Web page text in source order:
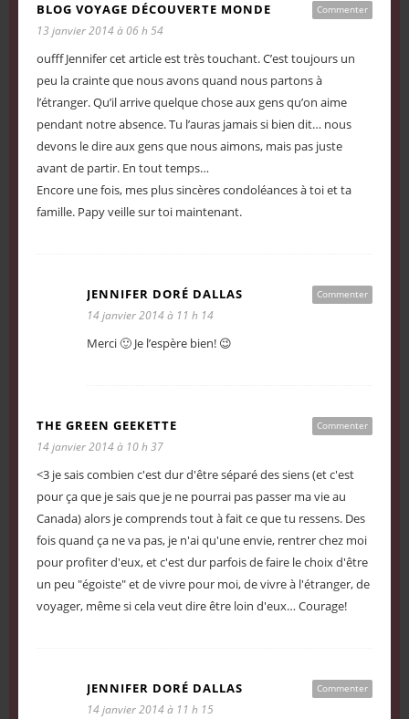
Commenter
BLOG VOYAGE DÉCOUVERTE MONDE
13 janvier 2014 à 06 h 54
oufff Jennifer cet article est très touchant. C’est toujours un
peu la crainte que nous avons quand nous partons à
l’étranger. Qu’il arrive quelque chose aux gens qu’on aime
pendant notre absence. Tu l’auras jamais si bien dit… nous
devons le dire aux gens que nous aimons, mais pas juste
avant de partir. En tout temps…
Encore une fois, mes plus sincères condoléances à toi et ta
famille. Papy veille sur toi maintenant.
Commenter
JENNIFER DORÉ DALLAS
14 janvier 2014 à 11 h 14
Merci 🙂 Je l’espère bien! 😉
Commenter
THE GREEN GEEKETTE
14 janvier 2014 à 10 h 37
<3 je sais combien c'est dur d'être séparé des siens (et c'est
pour ça que je sais que je ne pourrai pas passer ma vie au
Canada) alors je comprends tout à fait ce que tu ressens. Des
fois quand ça ne va pas, je n'ai qu'une envie, rentrer chez moi
pour profiter d'eux, et c'est dur parfois de faire le choix d'être
un peu "égoiste" et de vivre pour moi, de vivre à l'étranger, de
voyager, même si cela veut dire être loin d'eux… Courage!
Commenter
JENNIFER DORÉ DALLAS
14 janvier 2014 à 11 h 15